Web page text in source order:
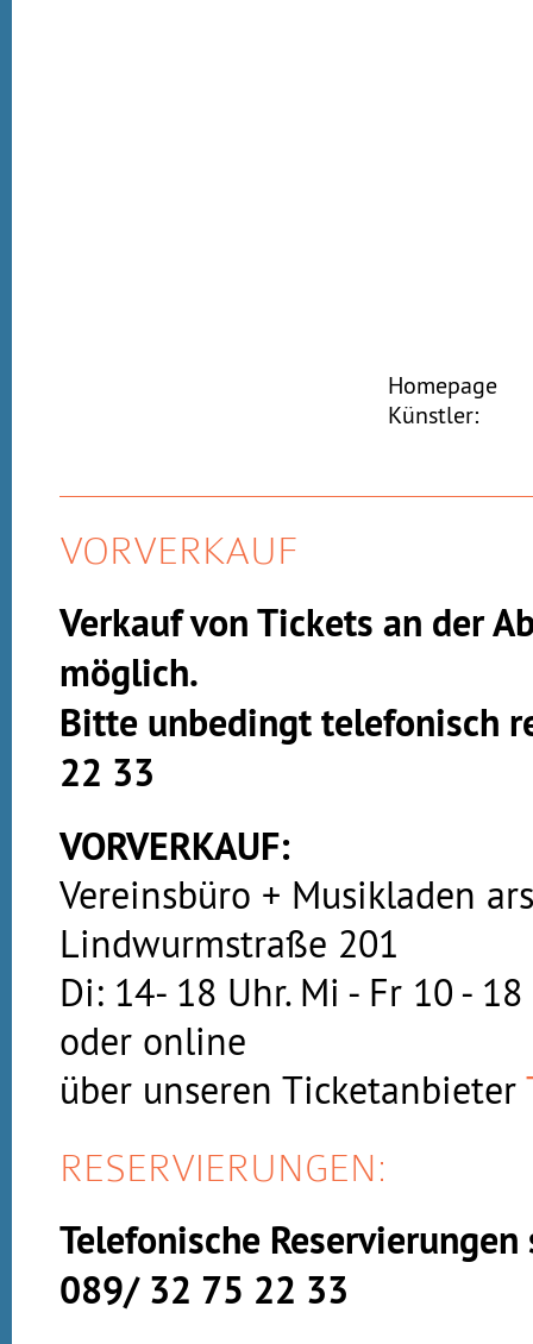
Homepage
Künstler:
VORVERKAUF
Verkauf von Tickets an der
möglich.
Bitte unbedingt telefonisch
22 33
VORVERKAUF:
Vereinsbüro + Musikladen
Lindwurmstraße 201
Di: 14- 18 Uhr. Mi - Fr 10 -
oder online
über unseren Ticketanbieter
RESERVIERUNGEN:
Telefonische
089/ 32 75 22 33